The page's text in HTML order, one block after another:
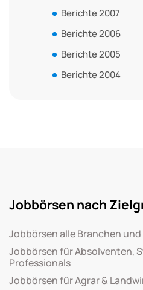
Berichte 2007
Berichte 2006
Berichte 2005
Berichte 2004
Jobbörsen nach
Jobbörsen alle Branchen
Jobbörsen für Absolventen,
Professionals
Jobbörsen für Agrar &